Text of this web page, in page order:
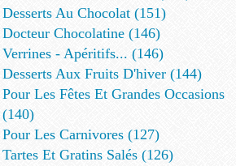
Desserts Au Chocolat (151)
Docteur Chocolatine (146)
Verrines - Apéritifs... (146)
Desserts Aux Fruits D'hiver (144)
Pour Les Fêtes Et Grandes Occasions
(140)
Pour Les Carnivores (127)
Tartes Et Gratins Salés (126)